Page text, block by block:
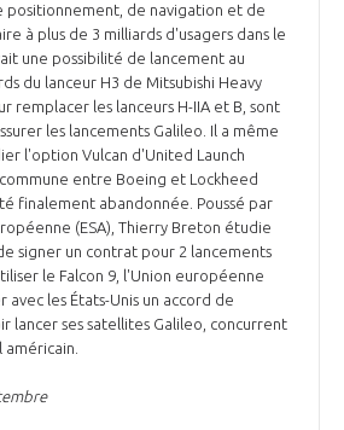
positionnement, de navigation et de
à plus de 3 milliards d'usagers dans le
une possibilité de lancement au
du lanceur H3 de Mitsubishi Heavy
remplacer les lanceurs H-IIA et B, sont
les lancements Galileo. Il a même
l'option Vulcan d'United Launch
entre Boeing et Lockheed
finalement abandonnée. Poussé par
(ESA), Thierry Breton étudie
signer un contrat pour 2 lancements
le Falcon 9, l'Union européenne
les États-Unis un accord de
lancer ses satellites Galileo, concurrent
américain.